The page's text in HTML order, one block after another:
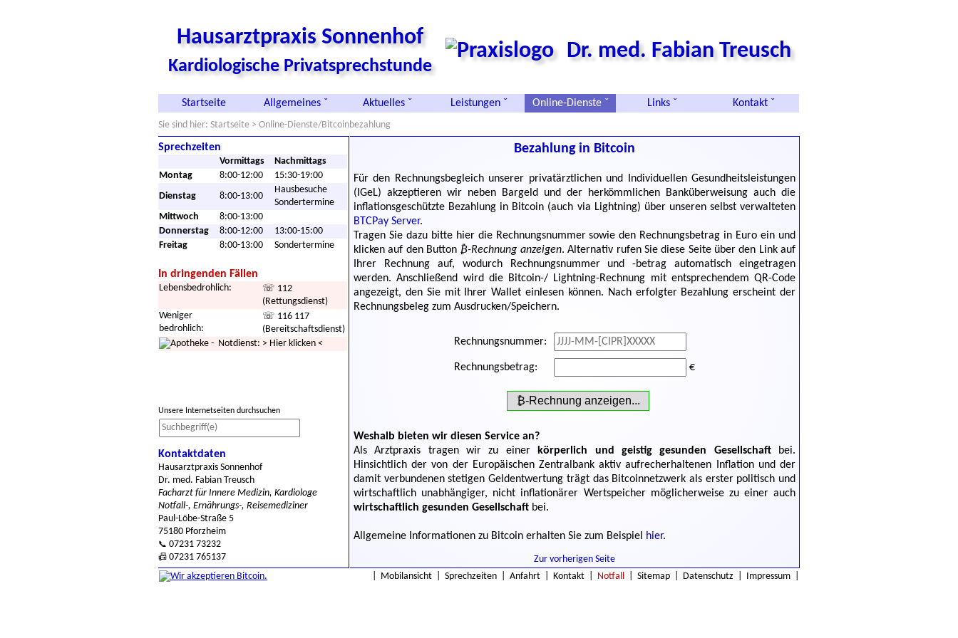
Hausarztpraxis Sonnenhof
Kardiologische Privatsprechstunde
Dr. med. Fabian Treusch
Startseite Allgemeines ˇ Aktuelles ˇ Leistungen ˇ Online-Dienste ˇ Links ˇ Kontakt ˇ
Sie sind hier: Startseite > Online-Dienste/Bitcoinbezahlung
Sprechzeiten
Vormittags
Nachmittags
Montag
8:00-12:00
15:30-19:00
Dienstag
8:00-13:00
Hausbesuche
Sondertermine
Mittwoch
8:00-13:00
Donnerstag
8:00-12:00
13:00-15:00
Freitag
8:00-13:00 Sondertermine
In dringenden Fällen
Lebensbedrohlich:
☏ 112
(Rettungsdienst)
Weniger
bedrohlich:
☏ 116 117
(Bereitschaftsdienst)
- Notdienst: > Hier klicken <
Unsere Internetseiten durchsuchen
Kontaktdaten
Hausarztpraxis Sonnenhof
Dr. med. Fabian Treusch
Facharzt für Innere Medizin, Kardiologe
Notfall-, Ernährungs-, Reisemediziner
Paul-Löbe-Straße 5
75180 Pforzheim
📞 07231 73232
📠 07231 765137
Bezahlung in Bitcoin
Für den Rechnungsbegleich unserer privatärztlichen und Individuellen Gesundheitsleistungen
(IGeL) akzeptieren wir neben Bargeld und der herkömmlichen Banküberweisung auch die
inflationsgeschützte Bezahlung in Bitcoin (auch via Lightning) über unseren selbst verwalteten
BTCPay Server.
Tragen Sie dazu bitte hier die Rechnungsnummer sowie den Rechnungsbetrag in Euro ein und
klicken auf den Button ₿-Rechnung anzeigen. Alternativ rufen Sie diese Seite über den Link auf
Ihrer Rechnung auf, wodurch Rechnungsnummer und -betrag automatisch eingetragen
werden. Anschließend wird die Bitcoin-/ Lightning-Rechnung mit entsprechendem QR-Code
angezeigt, den Sie mit Ihrer Wallet einlesen können. Nach erfolgter Bezahlung erscheint der
Rechnungsbeleg zum Ausdrucken/Speichern.
Rechnungsnummer:
Rechnungsbetrag: €
₿-Rechnung anzeigen...
Weshalb bieten wir diesen Service an?
Als Arztpraxis tragen wir zu einer
körperlich und geistig gesunden Gesellschaftbei.
Hinsichtlich der von der Europäischen Zentralbank aktiv aufrecherhaltenen Inflation und der
damit verbundenen stetigen Geldentwertung trägt das Bitcoinnetzwerk als erster politisch und
wirtschaftlich unabhängiger, nicht inflationärer Wertspeicher möglicherweise zu einer auch
wirtschaftlich gesunden Gesellschaft bei.
Allgemeine Informationen zu Bitcoin erhalten Sie zum Beispiel hier.
Zur vorherigen Seite
Mobilansicht Sprechzeiten Anfahrt Kontakt Notfall Sitemap Datenschutz Impressum